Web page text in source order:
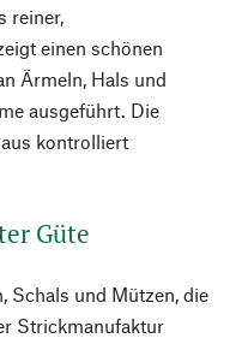
reiner,
einen schönen
Ärmeln, Hals und
ausgeführt. Die
kontrolliert
Güte
Schals und Mützen, die
Strickmanufaktur